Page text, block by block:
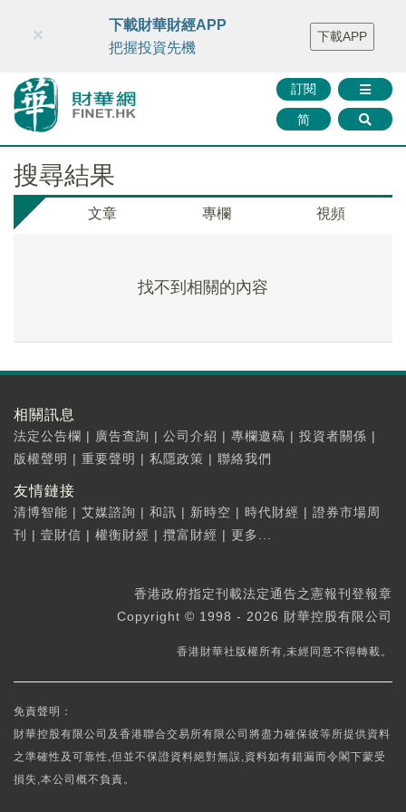
財華智庫網 FINTV FINMETA 財華證券 媒體矩陣
智庫沙龍
聯絡我們
訂閱
简
×
下載財華財經APP
把握投資先機
下載APP
搜尋結果
文章 專欄 視頻
找不到相關的內容
相關訊息
法定公告欄 | 廣告查詢 | 公司介紹 | 專欄邀稿 | 投資者關係 |
版權聲明 | 重要聲明 | 私隱政策 | 聯絡我們
友情鏈接
清博智能 | 艾媒諮詢 | 和訊 | 新時空 | 時代財經 | 證券市場周
刊
| 壹財信 | 權衡財經 | 攬富財經 | 更多...
香港政府指定刊載法定通告之憲報刊登報章
Copyright © 1998 - 2026 財華控股有限公司
香港財華社版權所有,未經同意不得轉載。
免責聲明：
財華控股有限公司及香港聯合交易所有限公司將盡力確保彼等所提供資料
之準確性及可靠性,但並不保證資料絕對無誤,資料如有錯漏而令閣下蒙受
損失,本公司概不負責。